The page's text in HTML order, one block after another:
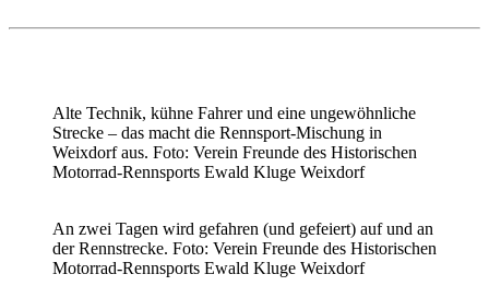
Alte Technik, kühne Fahrer und eine ungewöhnliche
Strecke – das macht die Rennsport-Mischung in
Weixdorf aus. Foto: Verein Freunde des Historischen
Motorrad-Rennsports Ewald Kluge Weixdorf
An zwei Tagen wird gefahren (und gefeiert) auf und an
der Rennstrecke. Foto: Verein Freunde des Historischen
Motorrad-Rennsports Ewald Kluge Weixdorf